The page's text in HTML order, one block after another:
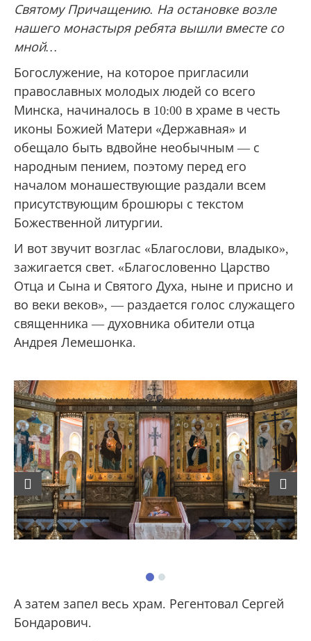
Святому Причащению. На остановке возле
нашего монастыря ребята вышли вместе со
мной…
Богослужение, на которое пригласили
православных молодых людей со всего
Минска, начиналось в 10:00 в храме в честь
иконы Божией Матери «Державная» и
обещало быть вдвойне необычным — с
народным пением, поэтому перед его
началом монашествующие раздали всем
присутствующим брошюры с текстом
Божественной литургии.
И вот звучит возглас «Благослови, владыко»,
зажигается свет. «Благословенно Царство
Отца и Сына и Святого Духа, ныне и присно и
во веки веков», — раздается голос служащего
священника — духовника обители отца
Андрея Лемешонка.
Previous Next
А затем запел весь храм. Регентовал Сергей
Бондарович.